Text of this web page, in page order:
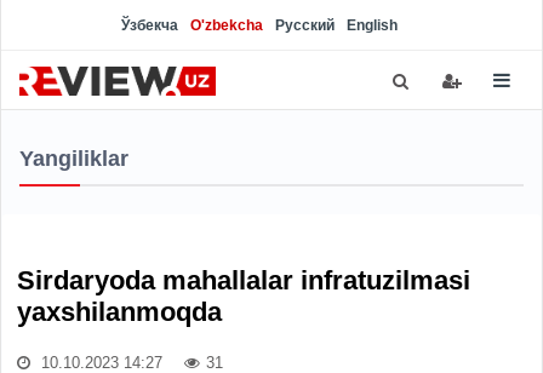
Ўзбекча O'zbekcha Русский English
Yangiliklar
Sirdaryoda mahallalar infratuzilmasi
yaxshilanmoqda
10.10.2023 14:27 31